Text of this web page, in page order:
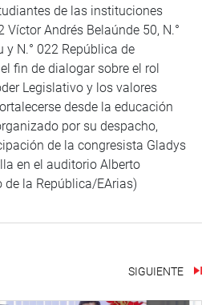
de las instituciones
Víctor Andrés Belaúnde 50, N.°
N.° 022 República de
fin de dialogar sobre el rol
Legislativo y los valores
desde la educación
por su despacho,
de la congresista Gladys
en el auditorio Alberto
de la República/EArias)
SIGUIENTE